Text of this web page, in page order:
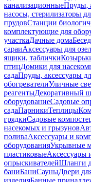
канализационныеПруды,
насосы, стерилизаторы
прудовСтанции
комплектующие для
участкаДачные дома
сараиАксессуары для
ящики, таблички
птицДомики для
садаПруды, аксессуары
обогревателиУличные
реагентыДекоративный
оборудованиеСадовые
садаПарникиТеплицы
грядкиСадовые
насекомых и грызунов
поливаАксессуары и
оборудованияУкрывные
пластиковыеАксессуары
опрыскивателейШланги
баниБаниСауныДвери
изделияБанные